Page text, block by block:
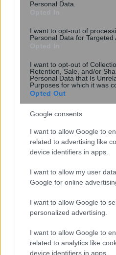
Personal Data.
I want to opt-out of
Personal Data for Targeted
I want to opt-out of
Retention, Sale, and/or
Personal Data that Is
Purposes for which it was
Opted Out
Google consents
I want to allow Google to
related to advertising like
device identifiers in apps.
I want to allow my user
Google for online
I want to allow Google to
personalized advertising.
I want to allow Google to
related to analytics like
device identifiers in apps.
Κουίζ: Πόσο καλά
ελληνική
, 1 Αυγούστου 2026